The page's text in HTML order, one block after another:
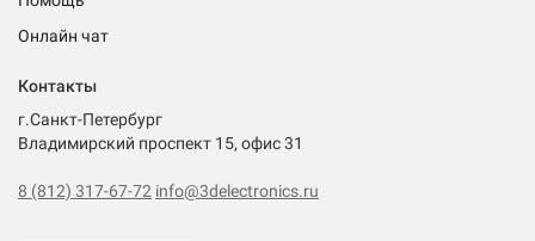
Онлайн чат
Контакты
г.Санкт-Петербург
Владимирский проспект 15, офис 31
8 (812) 317-67-72 info@3delectronics.ru